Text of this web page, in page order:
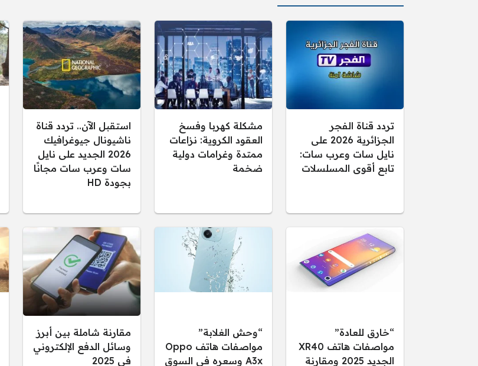
تردد قناة الفجر
الجزائرية 2026 على
نايل سات وعرب سات:
تابع أقوى المسلسلات
مشكلة كهربا وفسخ
العقود الكروية: نزاعات
ممتدة وغرامات دولية
ضخمة
استقبل الآن.. تردد قناة
ناشيونال جيوغرافيك
2026 الجديد على نايل
سات وعرب سات مجانًا
بجودة HD
“خارق للعادة”
مواصفات هاتف XR40
الجديد 2025 ومقارنة
“وحش الغلابة”
مواصفات هاتف Oppo
A3x وسعره في السوق
مقارنة شاملة بين أبرز
وسائل الدفع الإلكتروني
في 2025